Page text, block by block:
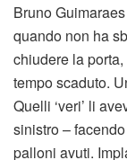
Bruno
quando non ha
chiudere la
tempo scaduto.
Quelli ‘veri’ li
sinistro –
palloni avuti.